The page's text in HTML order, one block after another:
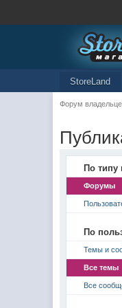
StoreLand
Форум
По типу
Форумы
По
Темы и
Все темы
Все